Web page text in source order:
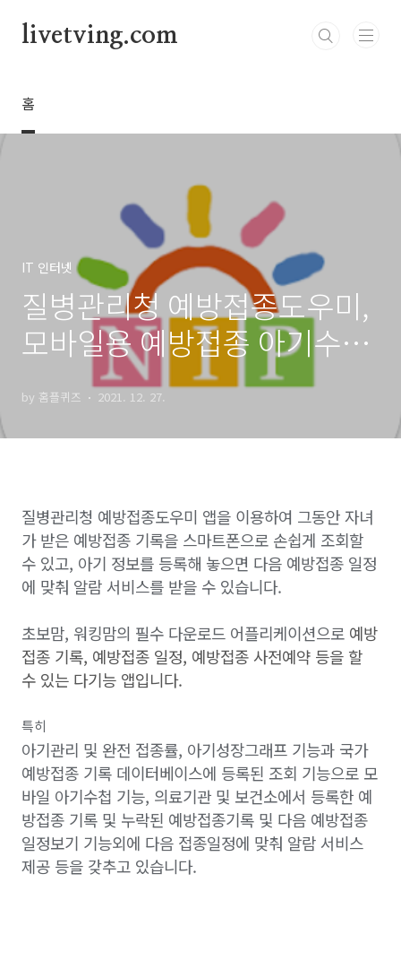
livetving.com
홈
IT 인터넷
질병관리청 예방접종도우미,
모바일용 예방접종 아기수첩
by 홈플퀴즈 2021. 12. 27.
질병관리청 예방접종도우미 앱을 이용하여 그동안 자녀
가 받은 예방접종 기록을 스마트폰으로 손쉽게 조회할
수 있고, 아기 정보를 등록해 놓으면 다음 예방접종 일정
에 맞춰 알람 서비스를 받을 수 있습니다.
초보맘, 워킹맘의 필수 다운로드 어플리케이션으로 예방
접종 기록, 예방접종 일정, 예방접종 사전예약 등을 할
수 있는 다기능 앱입니다.
특히
아기관리 및 완전 접종률, 아기성장그래프 기능과 국가
예방접종 기록 데이터베이스에 등록된 조회 기능으로 모
바일 아기수첩 기능, 의료기관 및 보건소에서 등록한 예
방접종 기록 및 누락된 예방접종기록 및 다음 예방접종
일정보기 기능외에 다음 접종일정에 맞춰 알람 서비스
제공 등을 갖추고 있습니다.